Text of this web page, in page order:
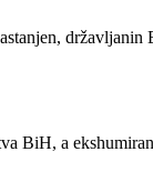
BiH, a